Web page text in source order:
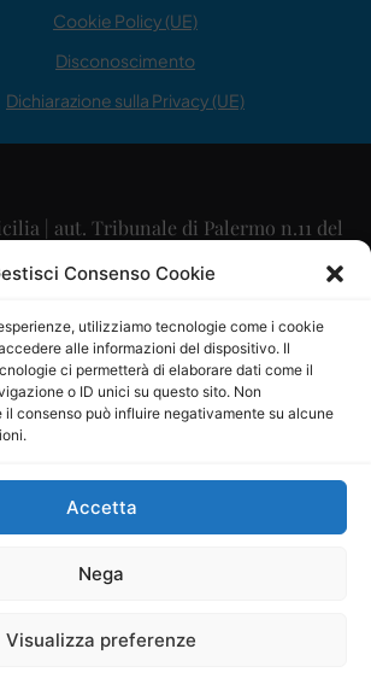
Consenso Cookie
utilizziamo tecnologie come i cookie
alle informazioni del dispositivo. Il
ci permetterà di elaborare dati come il
o ID unici su questo sito. Non
consenso può influire negativamente su alcune
Accetta
Nega
Visualizza preferenze
Cookie Policy (UE)
Disconoscimento
Dichiarazione sulla Privacy (UE)
| aut. Tribunale di Palermo n.11 del
29/09/2015
Editoriale: Maurizio Scaglione
Maria Calabrese
P.IVA: 06334930820
Società Cooperativa a r.l. è
degli Operatori di Comunicazione al
La Digitale srl–info@ladigitale.it